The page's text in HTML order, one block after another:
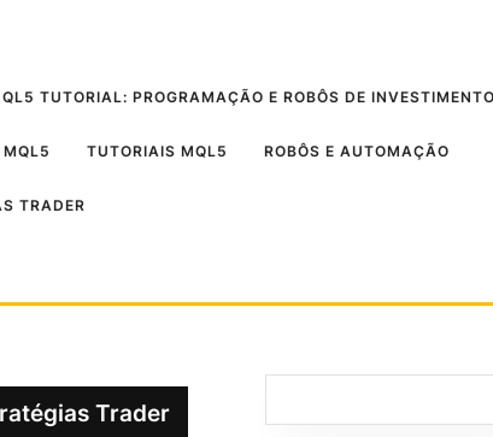
TUTORIAL: PROGRAMAÇÃO E ROBÔS DE INVESTIMENTO
TUTORIAIS MQL5 ROBÔS E AUTOMAÇÃO
TRADER
Trader